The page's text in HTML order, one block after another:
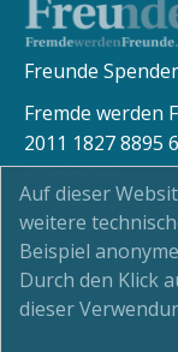
Freunde
Fremde werden
2011 1827 8895
8895 6700
Kinderschutz
Auf dieser
weitere
Beispiel
Durch den Klick
dieser